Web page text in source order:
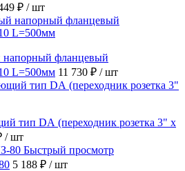
₽ / шт
фланцевый
L=500мм 11 730 ₽ / шт
тип DА (переходник розетка 3" х
/ шт
Быстрый просмотр
5 188 ₽ / шт